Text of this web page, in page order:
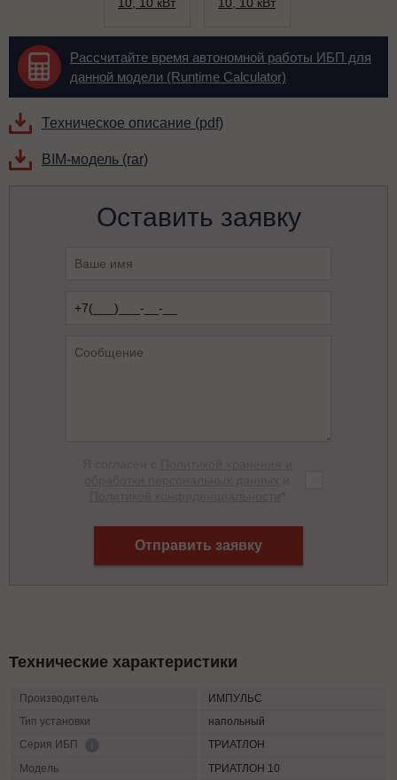
Рассчитайте время автономной работы ИБП для
данной модели (Runtime Calculator)
Техническое описание (pdf)
BIM-модель (rar)
Оставить заявку
Отправить заявку
Технические характеристики
Производитель
ИМПУЛЬС
Тип установки
напольный
Серия ИБП
ТРИАТЛОН
Модель
ТРИАТЛОН 10